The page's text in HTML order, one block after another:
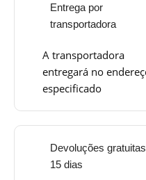
Entrega por
transportadora
A transportadora
entregará no
especificado
Devoluções
15 dias